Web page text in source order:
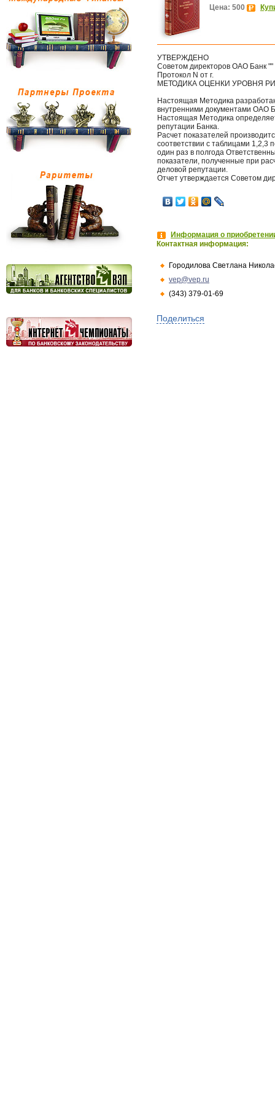
Цена: 500
УТВЕРЖДЕНО
Советом директоров ОАО Банк ""
Протокол N от г.
МЕТОДИКА ОЦЕНКИ УРОВНЯ
Настоящая Методика
внутренними документами ОАО
Настоящая Методика
репутации Банка.
Расчет показателей
соответствии с таблицами 1,2,3
один раз в полгода
показатели, полученные при
деловой репутации.
Отчет утверждается Советом
Информация о
Контактная информация:
Городилова Светлана
vep@vep.ru
(343) 379-01-69
Поделиться